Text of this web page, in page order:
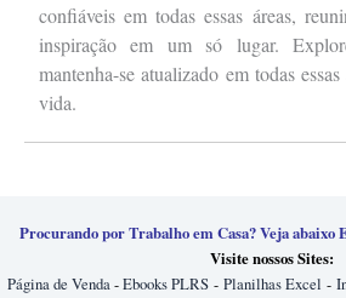
confiáveis em todas essas áreas,
inspiração em um só lugar.
mantenha-se atualizado em todas
vida.
Procurando por Trabalho em Casa? Veja abaixo
Visite nossos Sites:
Página de Venda-Ebooks PLRS - Planilhas Excel -